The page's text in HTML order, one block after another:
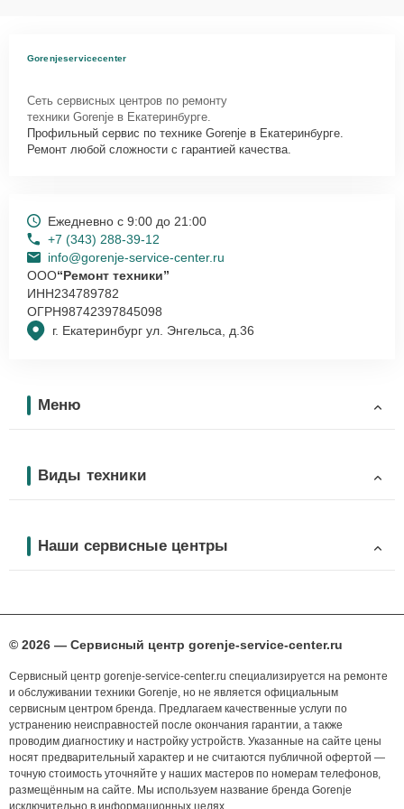
Gorenjeservicecenter
Сеть сервисных центров по ремонту
техники Gorenje в Екатеринбурге.
Профильный сервис по технике Gorenje в Екатеринбурге.
Ремонт любой сложности с гарантией качества.
г. Екатеринбург ул. Энгельса, д.36
Ежедневно с 9:00 до 21:00
+7 (343) 288-39-12
info@gorenje-service-center.ru
ООО“Ремонт техники”
ИНН234789782
ОГРН98742397845098
Меню
Виды техники
Наши сервисные центры
© 2026 — Сервисный центр gorenje-service-center.ru
Сервисный центр gorenje-service-center.ru специализируется на ремонте
и обслуживании техники Gorenje, но не является официальным
сервисным центром бренда. Предлагаем качественные услуги по
устранению неисправностей после окончания гарантии, а также
проводим диагностику и настройку устройств. Указанные на сайте цены
носят предварительный характер и не считаются публичной офертой —
точную стоимость уточняйте у наших мастеров по номерам телефонов,
размещённым на сайте. Мы используем название бренда Gorenje
исключительно в информационных целях.